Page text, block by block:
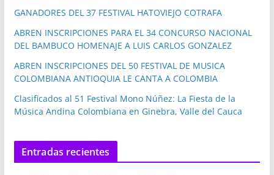
GANADORES DEL 37 FESTIVAL HATOVIEJO COTRAFA
ABREN INSCRIPCIONES PARA EL 34 CONCURSO NACIONAL
DEL BAMBUCO HOMENAJE A LUIS CARLOS GONZALEZ
ABREN INSCRIPCIONES DEL 50 FESTIVAL DE MUSICA
COLOMBIANA ANTIOQUIA LE CANTA A COLOMBIA
Clasificados al 51 Festival Mono Núñez: La Fiesta de la
Música Andina Colombiana en Ginebra, Valle del Cauca
Entradas recientes